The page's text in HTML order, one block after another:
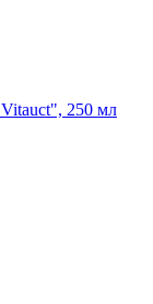
250 мл